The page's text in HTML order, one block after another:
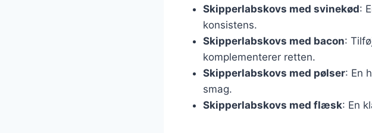
Skipperlabskovs med svinekød:
konsistens.
Skipperlabskovs med bacon:
komplementerer retten.
Skipperlabskovs med pølser: En
smag.
Skipperlabskovs med flæsk: En